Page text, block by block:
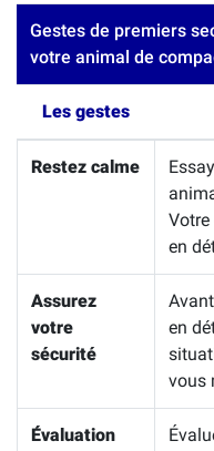
Gestes de premiers
votre animal de
Les gestes
Restez calme
en
Assurez
votre
sécurité
en
vous
Évaluation